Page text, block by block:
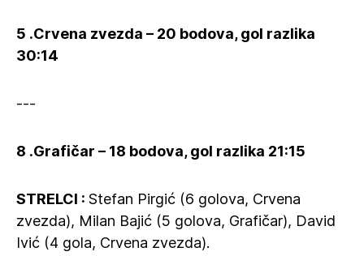
5 .Crvena zvezda – 20 bodova, gol razlika
30:14
---
8 .Grafičar – 18 bodova, gol razlika 21:15
STRELCI : Stefan Pirgić (6 golova, Crvena
zvezda), Milan Bajić (5 golova, Grafičar), David
Ivić (4 gola, Crvena zvezda).